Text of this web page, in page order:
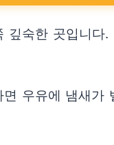
깊숙한 곳입니다
우유에 냄새가